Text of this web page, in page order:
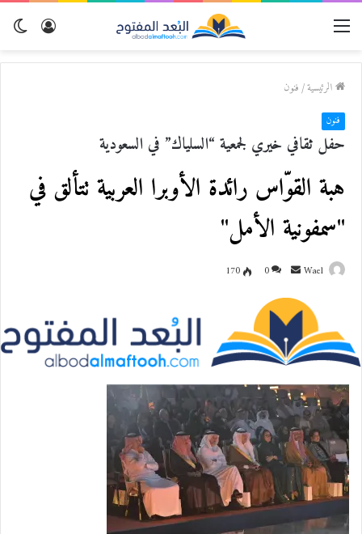
تسجيل
الرئيسية/فنون
فنون
حفل ثقافي خيري لجمعية “السلياك” في السعودية
هبة القوّاس رائدة الأوبرا العربية تتألق في
"سمفونية الأمل"
Wael
ل
ب
ر
ي
د
ا
إ
ل
ت
ر
0
170